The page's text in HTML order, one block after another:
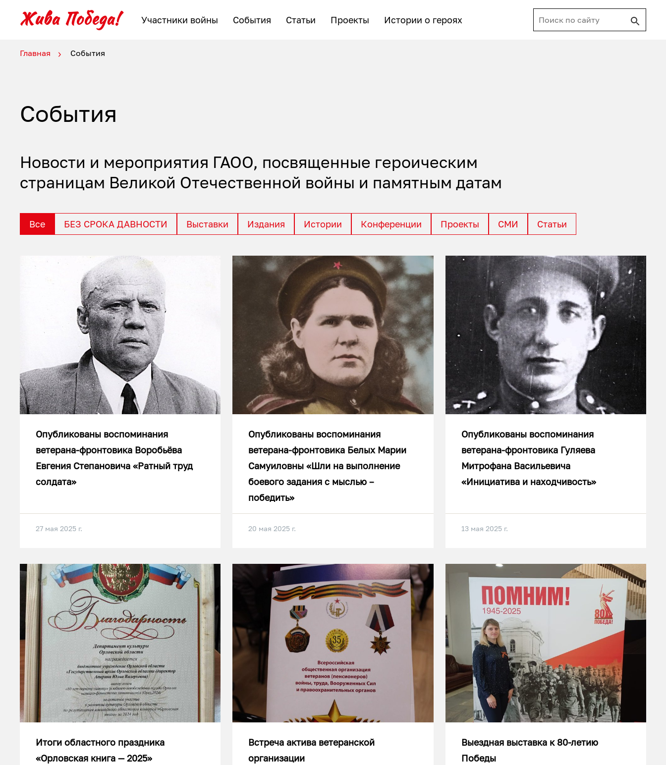
Участники войны События Статьи Проекты Истории о героях
Главная События
События
Новости и мероприятия ГАОО, посвященные героическим
страницам Великой Отечественной войны и памятным датам
Все БЕЗ СРОКА ДАВНОСТИ Выставки Издания Истории Конференции Проекты СМИ Статьи
Опубликованы воспоминания
ветерана-фронтовика Воробьёва
Евгения Степановича «Ратный труд
солдата»
27 мая 2025 г.
Опубликованы воспоминания
ветерана-фронтовика Белых Марии
Самуиловны «Шли на выполнение
боевого задания с мыслью –
победить»
20 мая 2025 г.
Опубликованы воспоминания
ветерана-фронтовика Гуляева
Митрофана Васильевича
«Инициатива и находчивость»
13 мая 2025 г.
Итоги областного праздника
«Орловская книга — 2025»
Встреча актива ветеранской
организации
Выездная выставка к 80-летию
Победы